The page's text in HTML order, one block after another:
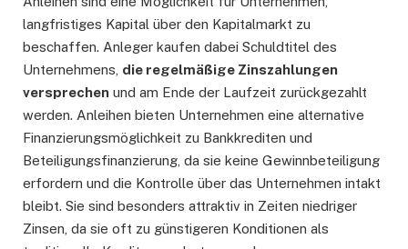
langfristiges Kapital über den Kapitalmarkt zu
beschaffen. Anleger kaufen dabei Schuldtitel des
Unternehmens, die regelmäßige Zinszahlungen
versprechen und am Ende der Laufzeit zurückgezahlt
werden. Anleihen bieten Unternehmen eine alternative
Finanzierungsmöglichkeit zu Bankkrediten und
Beteiligungsfinanzierung, da sie keine Gewinnbeteiligung
erfordern und die Kontrolle über das Unternehmen intakt
bleibt. Sie sind besonders attraktiv in Zeiten niedriger
Zinsen, da sie oft zu günstigeren Konditionen als